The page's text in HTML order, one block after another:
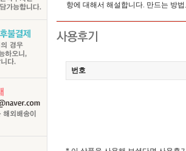
항에 대해서 해설합니다. 만드는 방
번호